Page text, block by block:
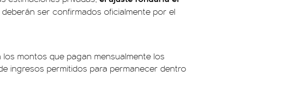
ser confirmados oficialmente por el
montos que pagan mensualmente los
ingresos permitidos para permanecer dentro